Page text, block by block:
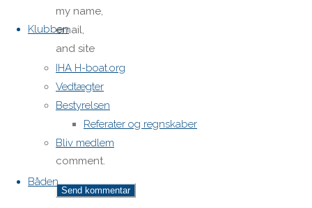
Klubben
IHA H-boat.org
Vedtægter
Bestyrelsen
Referater og regnskaber
Bliv medlem
Båden
my name,
email,
and site
URL in my
browser
for next
time I
post a
comment.